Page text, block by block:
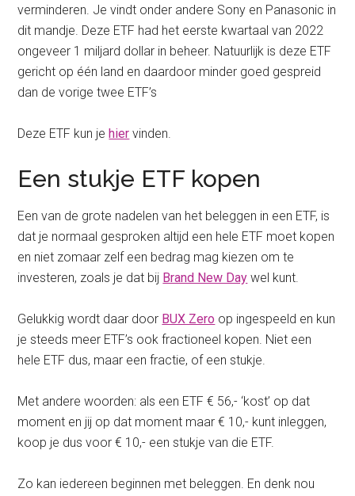
verminderen. Je vindt onder andere Sony en Panasonic in
dit mandje. Deze ETF had het eerste kwartaal van 2022
ongeveer 1 miljard dollar in beheer. Natuurlijk is deze ETF
gericht op één land en daardoor minder goed gespreid
dan de vorige twee ETF’s
Deze ETF kun je hier vinden.
Een stukje ETF kopen
Een van de grote nadelen van het beleggen in een ETF, is
dat je normaal gesproken altijd een hele ETF moet kopen
en niet zomaar zelf een bedrag mag kiezen om te
investeren, zoals je dat bij Brand New Day wel kunt.
Gelukkig wordt daar door BUX Zero op ingespeeld en kun
je steeds meer ETF’s ook fractioneel kopen. Niet een
hele ETF dus, maar een fractie, of een stukje.
Met andere woorden: als een ETF € 56,- ‘kost’ op dat
moment en jij op dat moment maar € 10,- kunt inleggen,
koop je dus voor € 10,- een stukje van die ETF.
Zo kan iedereen beginnen met beleggen. En denk nou